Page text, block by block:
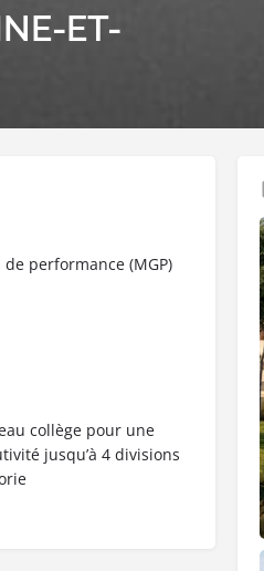
ET-
performance (MGP)
collège pour une
jusqu’à 4 divisions